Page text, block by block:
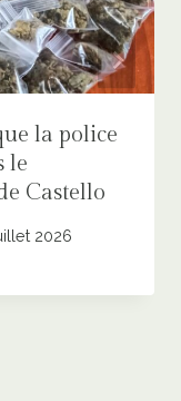
la police
le
Castello
2026